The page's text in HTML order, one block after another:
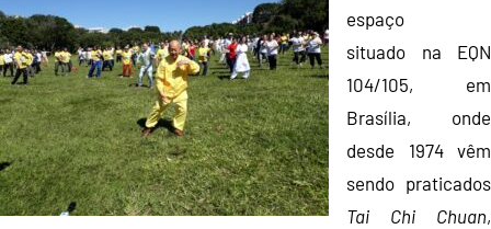
espaço
situado na EQN
104/105, em
Brasília, onde
desde 1974 vêm
sendo praticados
Tai Chi Chuan,